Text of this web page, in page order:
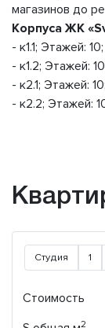
магазинов до
Корпуса ЖК
- к1.1; Этажей:
- к1.2; Этажей:
- к2.1; Этажей:
- к2.2; Этажей:
Студия 1
Стоимость
2